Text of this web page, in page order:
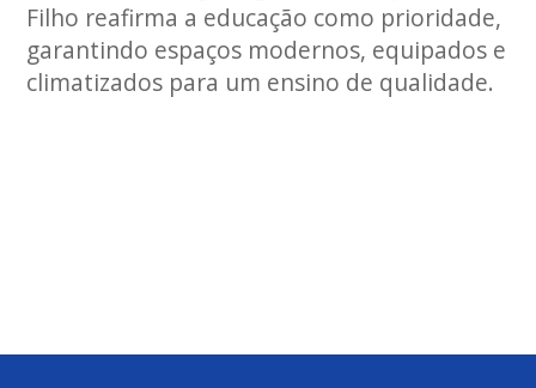
Filho reafirma a educação como prioridade,
garantindo espaços modernos, equipados e
climatizados para um ensino de qualidade.